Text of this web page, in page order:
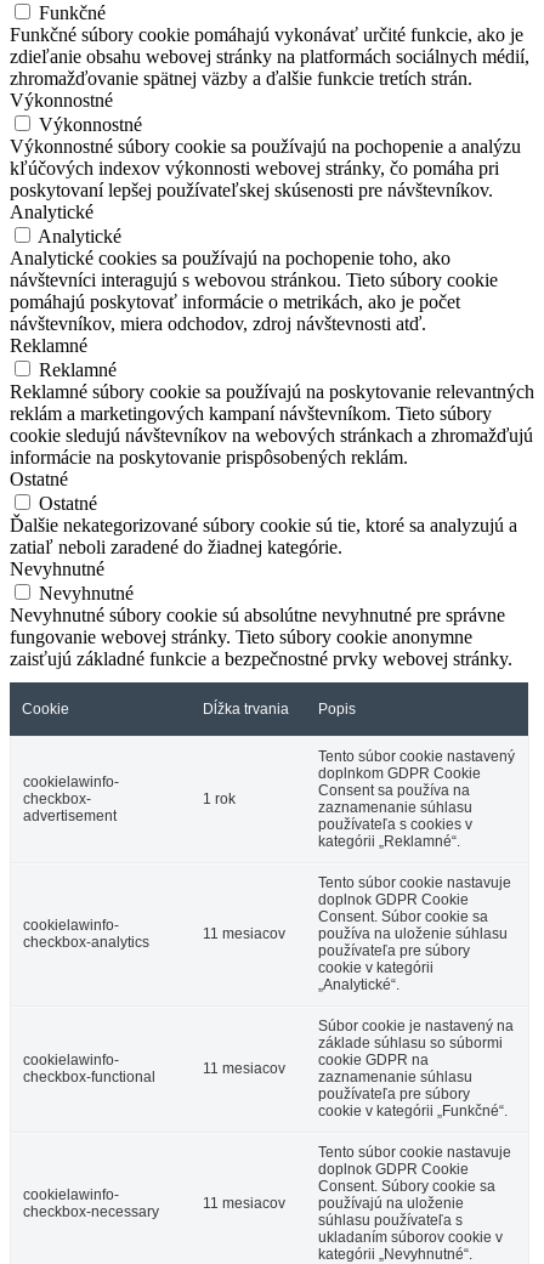
Funkčné
Funkčné súbory cookie pomáhajú vykonávať určité funkcie, ako je
zdieľanie obsahu webovej stránky na platformách sociálnych médií,
zhromažďovanie spätnej väzby a ďalšie funkcie tretích strán.
Výkonnostné
Výkonnostné
Výkonnostné súbory cookie sa používajú na pochopenie a analýzu
kľúčových indexov výkonnosti webovej stránky, čo pomáha pri
poskytovaní lepšej používateľskej skúsenosti pre návštevníkov.
Analytické
Analytické
Analytické cookies sa používajú na pochopenie toho, ako
návštevníci interagujú s webovou stránkou. Tieto súbory cookie
pomáhajú poskytovať informácie o metrikách, ako je počet
návštevníkov, miera odchodov, zdroj návštevnosti atď.
Reklamné
Reklamné
Reklamné súbory cookie sa používajú na poskytovanie relevantných
reklám a marketingových kampaní návštevníkom. Tieto súbory
cookie sledujú návštevníkov na webových stránkach a zhromažďujú
informácie na poskytovanie prispôsobených reklám.
Ostatné
Ostatné
Ďalšie nekategorizované súbory cookie sú tie, ktoré sa analyzujú a
zatiaľ neboli zaradené do žiadnej kategórie.
Nevyhnutné
Nevyhnutné
Nevyhnutné súbory cookie sú absolútne nevyhnutné pre správne
fungovanie webovej stránky. Tieto súbory cookie anonymne
zaisťujú základné funkcie a bezpečnostné prvky webovej stránky.
Cookie Dĺžka trvania Popis
cookielawinfo-
checkbox-
advertisement
1 rok
Tento súbor cookie nastavený
doplnkom GDPR Cookie
Consent sa používa na
zaznamenanie súhlasu
používateľa s cookies v
kategórii „Reklamné“.
cookielawinfo-
checkbox-analytics
11 mesiacov
Tento súbor cookie nastavuje
doplnok GDPR Cookie
Consent. Súbor cookie sa
používa na uloženie súhlasu
používateľa pre súbory
cookie v kategórii
„Analytické“.
cookielawinfo-
checkbox-functional
11 mesiacov
Súbor cookie je nastavený na
základe súhlasu so súbormi
cookie GDPR na
zaznamenanie súhlasu
používateľa pre súbory
cookie v kategórii „Funkčné“.
cookielawinfo-
checkbox-necessary
11 mesiacov
Tento súbor cookie nastavuje
doplnok GDPR Cookie
Consent. Súbory cookie sa
používajú na uloženie
súhlasu používateľa s
ukladaním súborov cookie v
kategórii „Nevyhnutné“.